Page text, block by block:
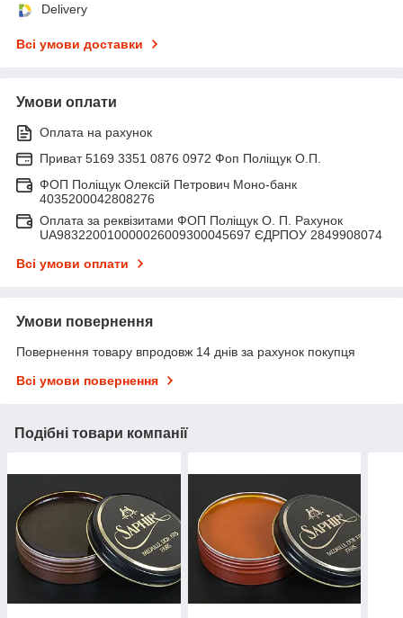
Delivery
Всі умови доставки
Умови оплати
Оплата на рахунок
Приват 5169 3351 0876 0972 Фоп Поліщук О.П.
ФОП Поліщук Олексій Петрович Моно-банк
4035200042808276
Оплата за реквізитами ФОП Поліщук О. П. Рахунок
UA983220010000026009300045697 ЄДРПОУ 2849908074
Всі умови оплати
Умови повернення
Повернення товару впродовж 14 днів за рахунок покупця
Всі умови повернення
Подібні товари компанії